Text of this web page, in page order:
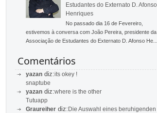
Estudantes do Externato D. Afonso
Henriques
No passado dia 16 de Fevereiro,
estivemos à conversa com João Pereira, presidente da
Associação de Estudantes do Externato D. Afonso He...
Comentários
yazan diz:its okey !
snaptube
yazan diz:where is the other
Tutuapp
Graureiher diz:Die Auswahl eines beruhigenden